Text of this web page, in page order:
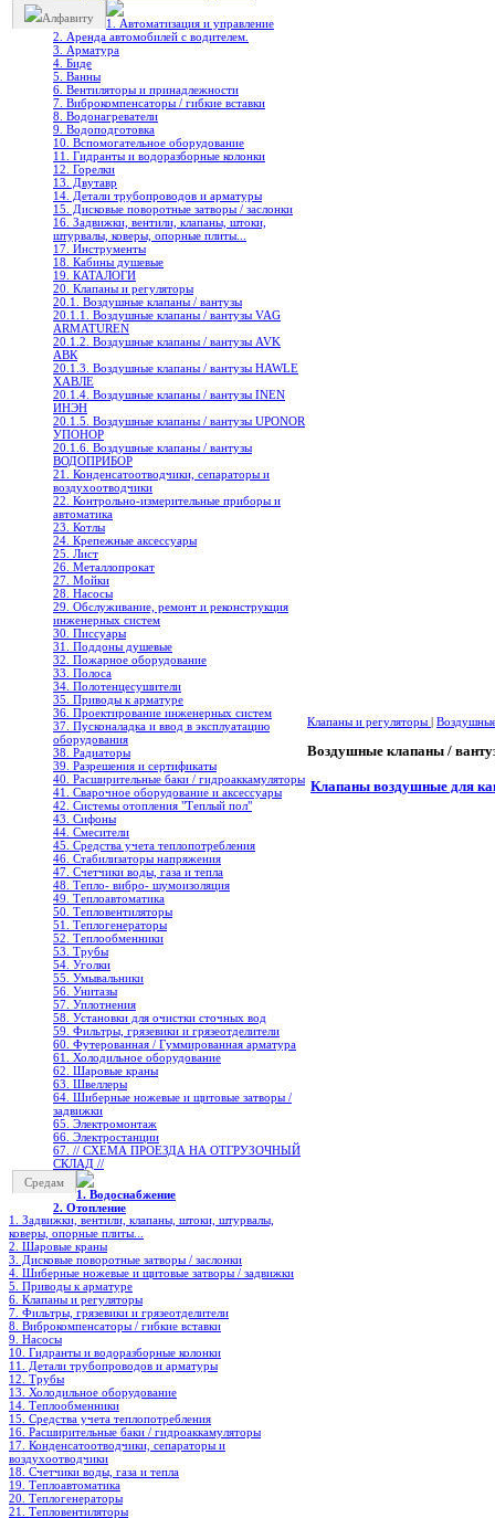
Алфавиту
1. Автоматизация и управление
2. Аренда автомобилей с водителем.
3. Арматура
4. Биде
5. Ванны
6. Вентиляторы и принадлежности
7. Виброкомпенсаторы / гибкие вставки
8. Водонагреватели
9. Водоподготовка
10. Вспомогательное оборудование
11. Гидранты и водоразборные колонки
12. Горелки
13. Двутавр
14. Детали трубопроводов и арматуры
15. Дисковые поворотные затворы / заслонки
16. Задвижки, вентили, клапаны, штоки,
штурвалы, коверы, опорные плиты...
17. Инструменты
18. Кабины душевые
19. КАТАЛОГИ
20. Клапаны и регуляторы
20.1. Воздушные клапаны / вантузы
20.1.1. Воздушные клапаны / вантузы VAG
ARMATUREN
20.1.2. Воздушные клапаны / вантузы AVK
АВК
20.1.3. Воздушные клапаны / вантузы HAWLE
ХАВЛЕ
20.1.4. Воздушные клапаны / вантузы INEN
ИНЭН
20.1.5. Воздушные клапаны / вантузы UPONOR
УПОНОР
20.1.6. Воздушные клапаны / вантузы
ВОДОПРИБОР
21. Конденсатоотводчики, сепараторы и
воздухоотводчики
22. Контрольно-измерительные приборы и
автоматика
23. Котлы
24. Крепежные аксессуары
25. Лист
26. Металлопрокат
27. Мойки
28. Насосы
29. Обслуживание, ремонт и реконструкция
инженерных систем
30. Писсуары
31. Поддоны душевые
32. Пожарное оборудование
33. Полоса
34. Полотенцесушители
35. Приводы к арматуре
36. Проектирование инженерных систем
37. Пусконаладка и ввод в эксплуатацию
оборудования
38. Радиаторы
39. Разрешения и сертификаты
40. Расширительные баки / гидроаккамуляторы
41. Сварочное оборудование и аксессуары
42. Системы отопления "Теплый пол"
43. Сифоны
44. Смесители
45. Средства учета теплопотребления
46. Стабилизаторы напряжения
47. Счетчики воды, газа и тепла
48. Тепло- вибро- шумоизоляция
49. Теплоавтоматика
50. Тепловентиляторы
51. Теплогенераторы
52. Теплообменники
53. Трубы
54. Уголки
55. Умывальники
56. Унитазы
57. Уплотнения
58. Установки для очистки сточных вод
59. Фильтры, грязевики и грязеотделители
60. Футерованная / Гуммированная арматура
61. Холодильное oборудование
62. Шаровые краны
63. Швеллеры
64. Шиберные ножевые и щитовые затворы /
задвижки
65. Электромонтаж
66. Электростанции
67. // СХЕМА ПРОЕЗДА НА ОТГРУЗОЧНЫЙ
СКЛАД //
Средам
1. Водоснабжение
2. Отопление
1. Задвижки, вентили, клапаны, штоки, штурвалы,
коверы, опорные плиты...
2. Шаровые краны
3. Дисковые поворотные затворы / заслонки
4. Шиберные ножевые и щитовые затворы / задвижки
5. Приводы к арматуре
6. Клапаны и регуляторы
7. Фильтры, грязевики и грязеотделители
8. Виброкомпенсаторы / гибкие вставки
9. Насосы
10. Гидранты и водоразборные колонки
11. Детали трубопроводов и арматуры
12. Трубы
13. Холодильное oборудование
14. Теплообменники
15. Средства учета теплопотребления
16. Расширительные баки / гидроаккамуляторы
17. Конденсатоотводчики, сепараторы и
воздухоотводчики
18. Счетчики воды, газа и тепла
19. Теплоавтоматика
20. Теплогенераторы
21. Тепловентиляторы
Клапаны и регуляторы |
Воздушные клапаны /
Клапаны воздушные для